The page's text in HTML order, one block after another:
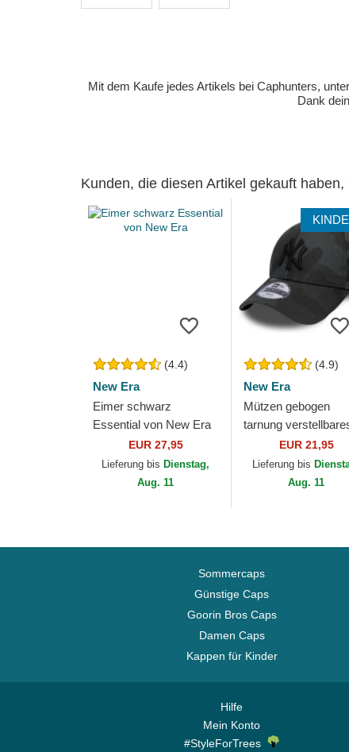
Mit dem Kaufe jedes Artikels bei Caphunters,
Dank
Kunden, die diesen Artikel gekauft
(4.4)
New Era
Eimer schwarz
Essential von New Era
EUR 27,95
Lieferung bis Dienstag,
Aug. 11
(4.9)
New Era
Mützen gebogen
tarnung
band für Kinder
9FORTY League
Essential der New
EUR 21,95
Lieferung bis
Aug. 11
Sommercaps
Günstige Caps
Goorin Bros Caps
Damen Caps
Kappen für Kinder
Hilfe
Mein Konto
#StyleForTrees